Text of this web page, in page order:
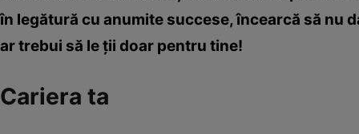
în legătură cu anumite succese, încearcă să nu
ar trebui să le ţii doar pentru tine!
Cariera ta